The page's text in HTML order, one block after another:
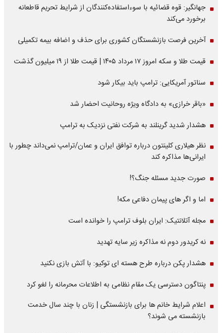
جهانگیر: قوه قضائیه با سوءاستفاده‌کنندگان از شرایط تحریم قاطعانه
برخورد می‌کند
آخرین فرصت بازنشستگان کشوری برای حذف و اضافه بیمه تکمیلی
قیمت طلا و سکه امروز ۱۷ مرداد ۱۴۰۵ | قیمت طلا از ۱۹ میلیون گذشت
سناتور آمریکایی: ترامپ باید بیکار شود
«باقر خرازی» به دادگاه ویژه روحانیت احضار شد
هشدار شدید گرینلند به شرکت نفتی نزدیک به ترامپ
نظر هیلاری کلینتون درباره توافق ایران و عمان/ترامپ نمی‌داند چطور با
ایرانی‌ها مذاکره کند
صورت جدید مسئله جنگ؟!
اما و اگر های پیمان دفاعی مکه!
مجله آتلانتیک: ایران بلوف ترامپ را خوانده است
نه کریدور دوم نه مذاکره زیر سایه تهدید
هشدار پکن درباره طرح هسته ای توکیو: با آتش بازی نکنید
پنتاگون دسترسی یک مقام نظامی به اطلاعات محرمانه را لغو کرد
اعلام شرایط خانم ها برای بازنشستگی | زنان با چند سال خدمت
بازنشسته می شوند؟